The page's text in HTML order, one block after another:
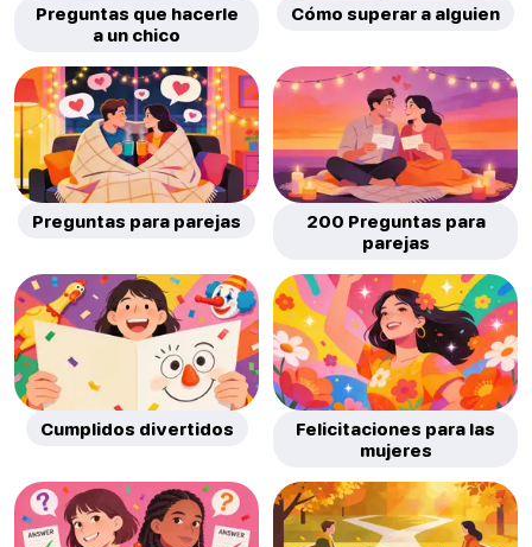
Preguntas que hacerle
a un chico
Cómo superar a alguien
Preguntas para parejas
200 Preguntas para
parejas
Cumplidos divertidos
Felicitaciones para las
mujeres